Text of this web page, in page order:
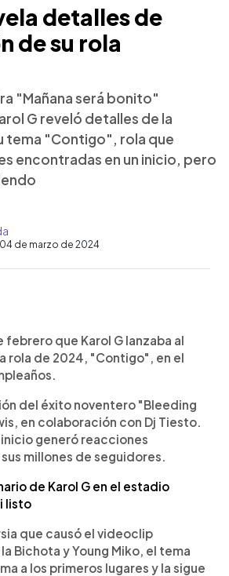
detalles de
de su rola
"Mañana será bonito"
G reveló detalles de la
tema "Contigo", rola que
encontradas en un inicio, pero
de marzo de 2024
artículo
febrero que Karol G lanzaba al
rola de 2024, "Contigo", en el
del éxito noventero "Bleeding
en colaboración con Dj Tiesto.
generó reacciones
millones de seguidores.
de Karol G en el estadio
listo
que causó el videoclip
Bichota y Young Miko, el tema
a los primeros lugares y la sigue